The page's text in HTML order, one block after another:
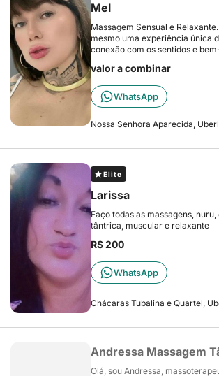
Mel
Massagem Sensual e
mesmo uma experiência única
conexão com os sentidos e
valor a combinar
WhatsApp
Nossa Senhora Aparecida,
Elite
Larissa
Faço todas as massagens,
tântrica, muscular e relaxante
R$ 200
WhatsApp
Chácaras Tubalina e Quartel,
Andressa Massagem
Olá, sou Andressa,